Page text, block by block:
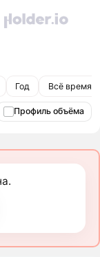
Год Всё время
Профиль объёма